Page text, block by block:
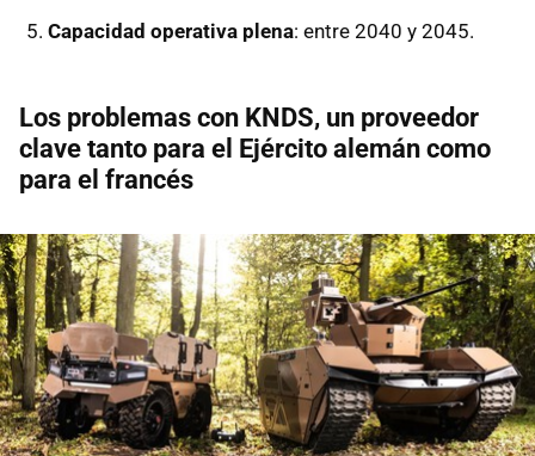
Capacidad operativa plena: entre 2040 y 2045.
Los problemas con KNDS, un proveedor
clave tanto para el Ejército alemán como
para el francés